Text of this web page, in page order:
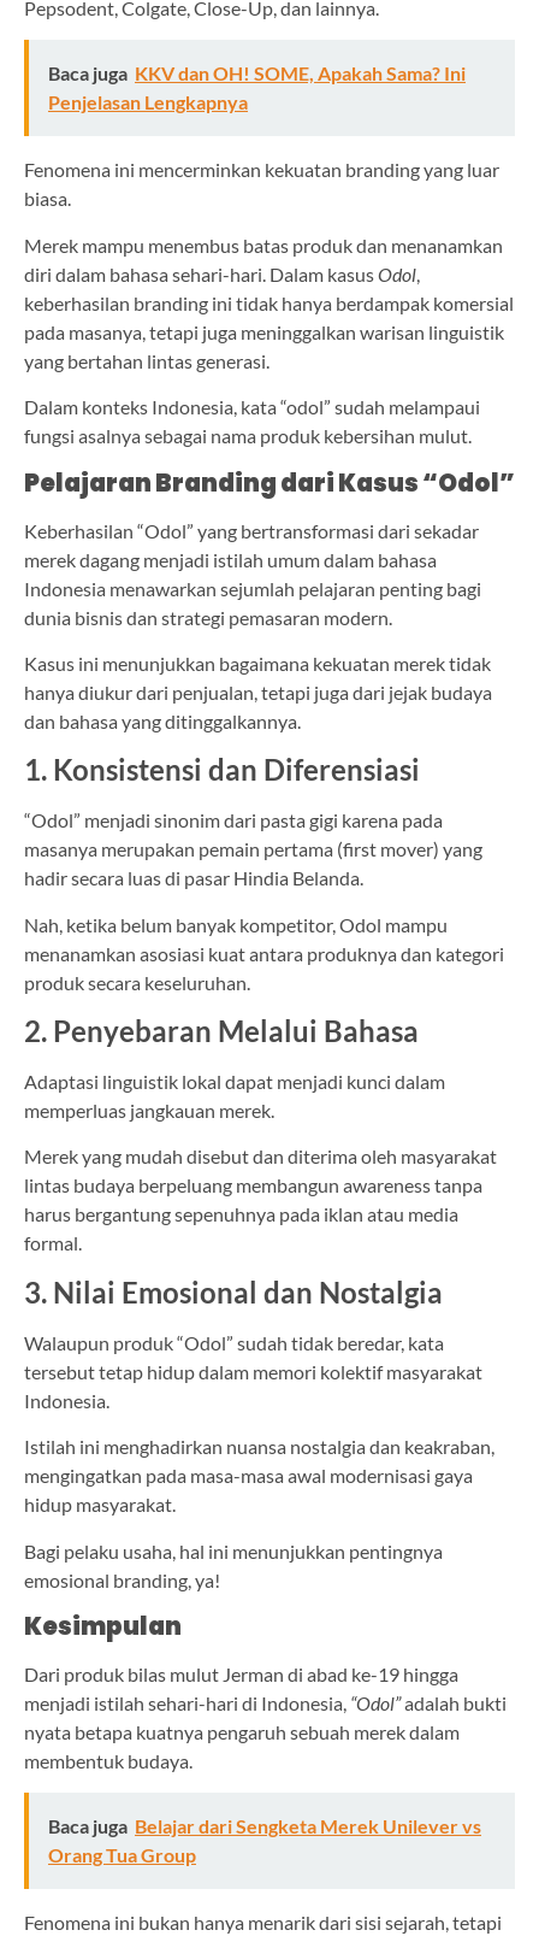
Pepsodent, Colgate, Close-Up, dan lainnya.
Baca juga KKV dan OH! SOME, Apakah Sama? Ini
Penjelasan Lengkapnya
Fenomena ini mencerminkan kekuatan branding yang luar
biasa.
Merek mampu menembus batas produk dan menanamkan
diri dalam bahasa sehari-hari. Dalam kasusOdol
keberhasilan branding ini tidak hanya berdampak komersial
pada masanya, tetapi juga meninggalkan warisan linguistik
yang bertahan lintas generasi.
Dalam konteks Indonesia, kata “odol” sudah melampaui
fungsi asalnya sebagai nama produk kebersihan mulut.
Pelajaran Branding dari Kasus “Odol”
Keberhasilan “Odol” yang bertransformasi dari sekadar
merek dagang menjadi istilah umum dalam bahasa
Indonesia menawarkan sejumlah pelajaran penting bagi
dunia bisnis dan strategi pemasaran modern.
Kasus ini menunjukkan bagaimana kekuatan merek tidak
hanya diukur dari penjualan, tetapi juga dari jejak budaya
dan bahasa yang ditinggalkannya.
1. Konsistensi dan Diferensiasi
“Odol” menjadi sinonim dari pasta gigi karena pada
masanya merupakan pemain pertama (first mover) yang
hadir secara luas di pasar Hindia Belanda.
Nah, ketika belum banyak kompetitor, Odol mampu
menanamkan asosiasi kuat antara produknya dan kategori
produk secara keseluruhan.
2. Penyebaran Melalui Bahasa
Adaptasi linguistik lokal dapat menjadi kunci dalam
memperluas jangkauan merek.
Merek yang mudah disebut dan diterima oleh masyarakat
lintas budaya berpeluang membangun awareness tanpa
harus bergantung sepenuhnya pada iklan atau media
formal.
3. Nilai Emosional dan Nostalgia
Walaupun produk “Odol” sudah tidak beredar, kata
tersebut tetap hidup dalam memori kolektif masyarakat
Indonesia.
Istilah ini menghadirkan nuansa nostalgia dan keakraban,
mengingatkan pada masa-masa awal modernisasi gaya
hidup masyarakat.
Bagi pelaku usaha, hal ini menunjukkan pentingnya
emosional branding, ya!
Kesimpulan
Dari produk bilas mulut Jerman di abad ke-19 hingga
menjadi istilah sehari-hari di Indonesia, “Odol”adalah bukti
nyata betapa kuatnya pengaruh sebuah merek dalam
membentuk budaya.
Baca juga Belajar dari Sengketa Merek Unilever vs
Orang Tua Group
Fenomena ini bukan hanya menarik dari sisi sejarah, tetapi